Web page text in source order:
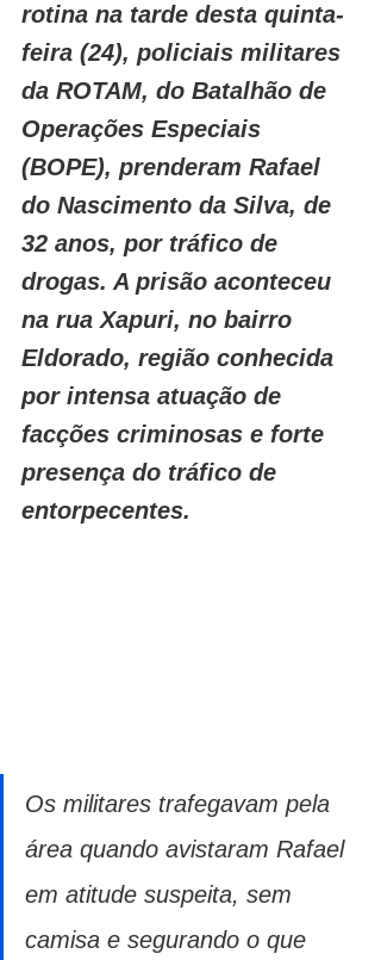
rotina na tarde desta quinta-
feira (24), policiais militares
da ROTAM, do Batalhão de
Operações Especiais
(BOPE), prenderam Rafael
do Nascimento da Silva, de
32 anos, por tráfico de
drogas. A prisão aconteceu
na rua Xapuri, no bairro
Eldorado, região conhecida
por intensa atuação de
facções criminosas e forte
presença do tráfico de
entorpecentes.
Os militares trafegavam pela
área quando avistaram Rafael
em atitude suspeita, sem
camisa e segurando o que